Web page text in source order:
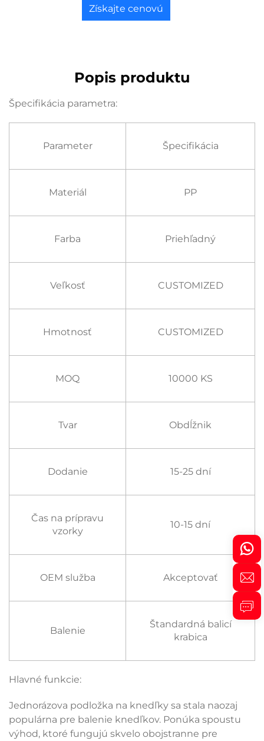
Získajte cenovú
Popis produktu
Špecifikácia parametra:
Parameter Špecifikácia
Materiál PP
Farba Priehľadný
Veľkosť CUSTOMIZED
Hmotnosť CUSTOMIZED
MOQ 10000 KS
Tvar Obdĺžnik
Dodanie 15-25 dní
Čas na prípravu
vzorky
10-15 dní
OEM služba Akceptovať
Balenie
Štandardná balicí
krabica
Hlavné funkcie:
Jednorázova podložka na knedľky sa stala naozaj
populárna pre balenie knedľkov. Ponúka spoustu
výhod, ktoré fungujú skvelo obojstranne pre